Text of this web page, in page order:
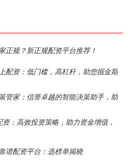
正规？新正规配资平台推荐！
配资：低门槛，高杠杆，助您掘金期
管家：信誉卓越的智能决策助手，助
：高效投资策略，助力资金增值，
谱配资平台：选榜单揭晓